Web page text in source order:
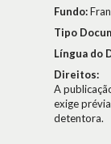
Fundo:
Tipo
Língua do
Direitos:
A
exige
detentora.